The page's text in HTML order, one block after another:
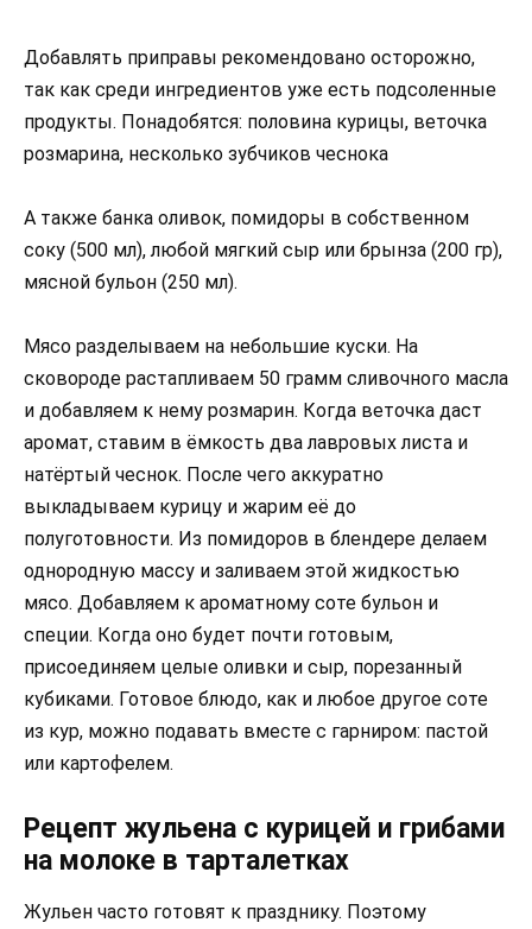
Добавлять приправы рекомендовано осторожно,
так как среди ингредиентов уже есть подсоленные
продукты. Понадобятся: половина курицы, веточка
розмарина, несколько зубчиков чеснока
А также банка оливок, помидоры в собственном
соку (500 мл), любой мягкий сыр или брынза (200 гр),
мясной бульон (250 мл).
Мясо разделываем на небольшие куски. На
сковороде растапливаем 50 грамм сливочного масла
и добавляем к нему розмарин. Когда веточка даст
аромат, ставим в ёмкость два лавровых листа и
натёртый чеснок. После чего аккуратно
выкладываем курицу и жарим её до
полуготовности. Из помидоров в блендере делаем
однородную массу и заливаем этой жидкостью
мясо. Добавляем к ароматному соте бульон и
специи. Когда оно будет почти готовым,
присоединяем целые оливки и сыр, порезанный
кубиками. Готовое блюдо, как и любое другое соте
из кур, можно подавать вместе с гарниром: пастой
или картофелем.
Рецепт жульена с курицей и грибами
на молоке в тарталетках
Жульен часто готовят к празднику. Поэтому